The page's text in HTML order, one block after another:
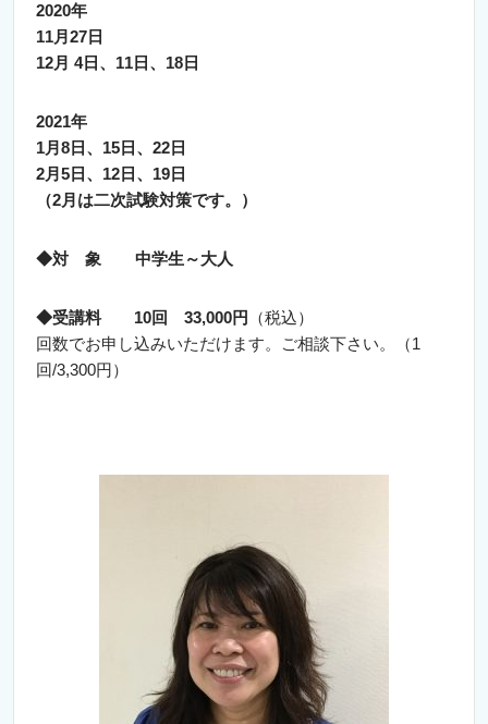
2020年
11月27日
12月 4日、11日、18日
2021年
1月8日、15日、22日
2月5日、12日、19日
（2月は二次試験対策です。）
◆対 象 中学生～大人
◆受講料 10回 33,000円
（税込）
回数でお申し込みいただけます。ご相談下さい。（1
回/3,300円）